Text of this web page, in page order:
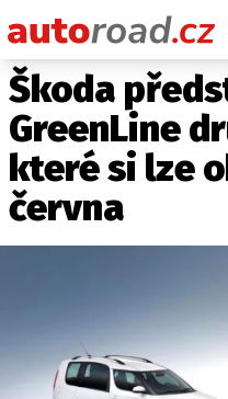
Škoda
GreenLine
které si lze
června